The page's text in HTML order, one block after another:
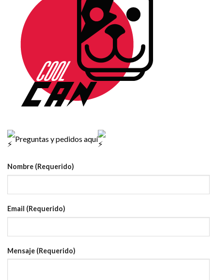
Preguntas y pedidos aquí
Nombre (Requerido)
Email (Requerido)
Mensaje (Requerido)